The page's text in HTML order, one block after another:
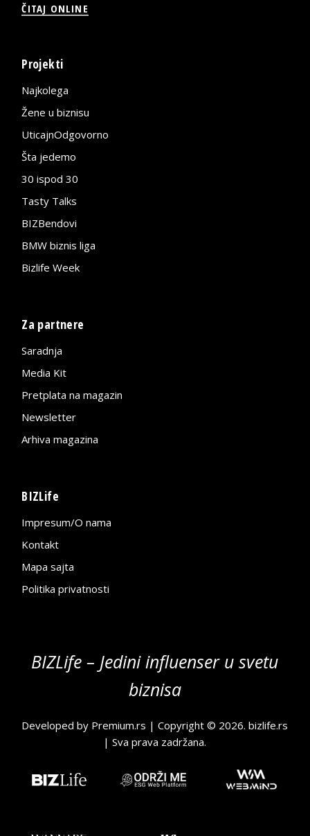
ČITAJ ONLINE
Projekti
Najkolega
Žene u biznisu
UticajnOdgovorno
Šta jedemo
30 ispod 30
Tasty Talks
BIZBendovi
BMW biznis liga
Bizlife Week
Za partnere
Saradnja
Media Kit
Pretplata na magazin
Newsletter
Arhiva magazina
BIZLife
Impresum/O nama
Kontakt
Mapa sajta
Politika privatnosti
BIZLife – Jedini influenser u svetu
biznisa
Developed by Premium.rs | Copyright © 2026.bizlife.rs
| Sva prava zadržana.